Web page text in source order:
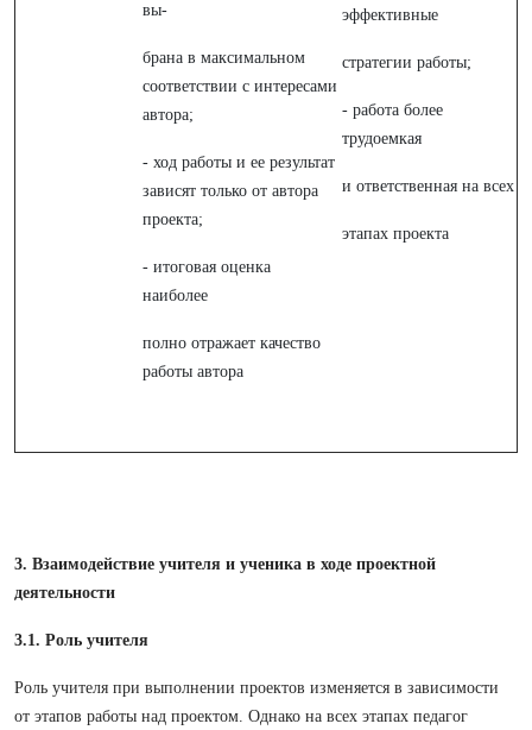
вы-
брана в максимальном
соответствии с интересами
автора;
- ход работы и ее результат
зависят только от автора
проекта;
- итоговая оценка
наиболее
полно отражает качество
работы автора
эффективные
стратегии работы;
- работа более
трудоемкая
и ответственная на всех
этапах проекта
3. Взаимодействие учителя и ученика в ходе проектной
деятельности
3.1. Роль учителя
Роль учителя при выполнении проектов изменяется в зависимости
от этапов работы над проектом. Однако на всех этапах педагог